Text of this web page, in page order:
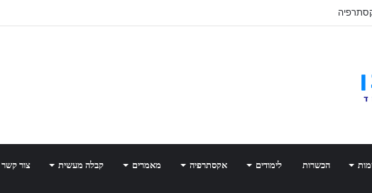
הכשרות לימודים אקסתרפיה מאמרים קבלה מעשית צור קשר